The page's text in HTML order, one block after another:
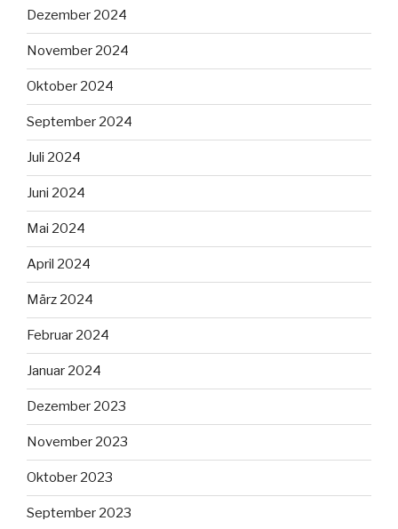
Dezember 2024
November 2024
Oktober 2024
September 2024
Juli 2024
Juni 2024
Mai 2024
April 2024
März 2024
Februar 2024
Januar 2024
Dezember 2023
November 2023
Oktober 2023
September 2023